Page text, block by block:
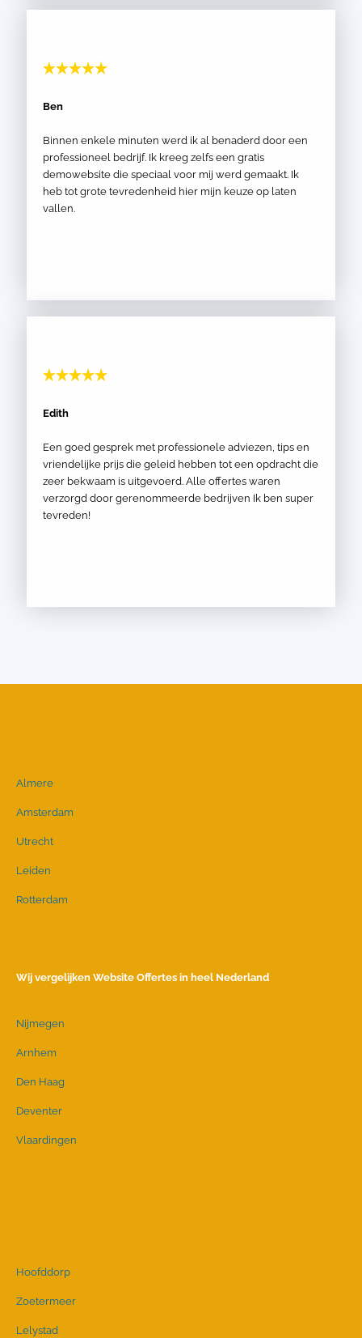
Ben
Binnen enkele minuten werd ik al benaderd door een
professioneel bedrijf. Ik kreeg zelfs een gratis
demowebsite die speciaal voor mij werd gemaakt. Ik
heb tot grote tevredenheid hier mijn keuze op laten
vallen.
Edith
Een goed gesprek met professionele adviezen, tips en
vriendelijke prijs die geleid hebben tot een opdracht die
zeer bekwaam is uitgevoerd. Alle offertes waren
verzorgd door gerenommeerde bedrijven Ik ben super
tevreden!
Almere
Amsterdam
Utrecht
Leiden
Rotterdam
Wij vergelijken Website Offertes in heel Nederland
Nijmegen
Arnhem
Den Haag
Deventer
Vlaardingen
Hoofddorp
Zoetermeer
Lelystad